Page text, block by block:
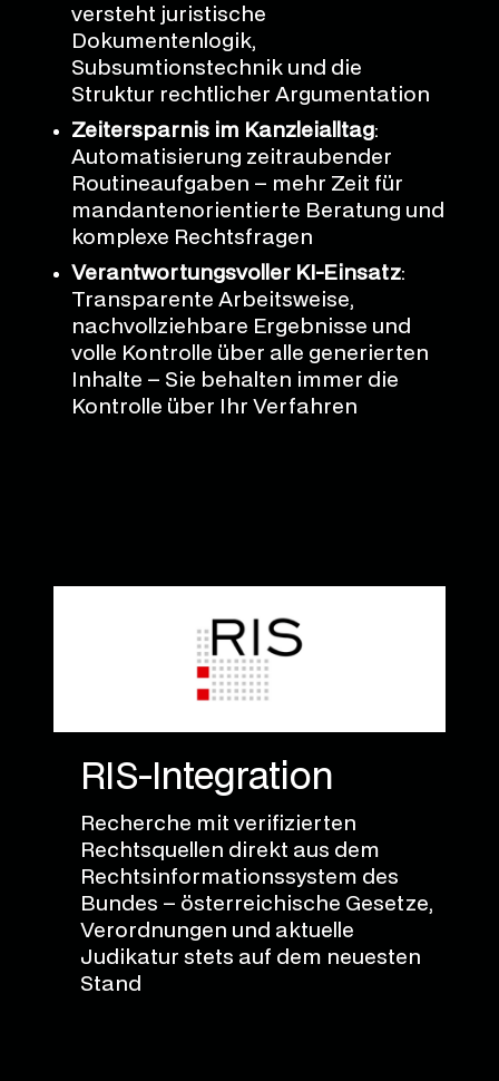
versteht juristische
Dokumentenlogik,
Subsumtionstechnik und die
Struktur rechtlicher Argumentation
Zeitersparnis im Kanzleialltag:
Automatisierung zeitraubender
Routineaufgaben – mehr Zeit für
mandantenorientierte Beratung und
komplexe Rechtsfragen
Verantwortungsvoller KI-Einsatz:
Transparente Arbeitsweise,
nachvollziehbare Ergebnisse und
volle Kontrolle über alle generierten
Inhalte – Sie behalten immer die
Kontrolle über Ihr Verfahren
RIS-Integration
Recherche mit verifizierten
Rechtsquellen direkt aus dem
Rechtsinformationssystem des
Bundes – österreichische Gesetze,
Verordnungen und aktuelle
Judikatur stets auf dem neuesten
Stand